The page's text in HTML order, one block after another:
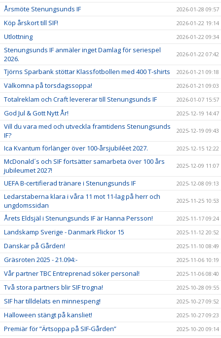
Årsmöte Stenungsunds IF 2026-01-28 09:57
Köp årskort till SIF! 2026-01-22 19:14
Utlottning 2026-01-22 09:34
Stenungsunds IF anmäler inget Damlag för seriespel
2026.
2026-01-22 07:42
Tjörns Sparbank stöttar Klassfotbollen med 400 T-shirts 2026-01-21 09:18
Välkomna på torsdagssoppa! 2026-01-21 09:03
Totalreklam och Craft levererar till Stenungsunds IF 2026-01-07 15:57
God Jul & Gott Nytt År! 2025-12-19 14:47
Vill du vara med och utveckla framtidens Stenungsunds
IF?
2025-12-19 09:43
Ica Kvantum förlänger över 100-årsjubiléet 2027. 2025-12-15 12:22
McDonald´s och SIF fortsätter samarbeta över 100 års
jubileumet 2027!
2025-12-09 11:07
UEFA B-certifierad tränare i Stenungsunds IF 2025-12-08 09:13
Ledarstaberna klara i våra 11 mot 11-lag på herr och
ungdomssidan
2025-11-25 10:53
Årets Eldsjäl i Stenungsunds IF är Hanna Persson! 2025-11-17 09:24
Landskamp Sverige - Danmark Flickor 15 2025-11-12 20:52
Danskar på Gården! 2025-11-10 08:49
Gräsroten 2025 - 21.094:- 2025-11-06 10:19
Vår partner TBC Entreprenad söker personal! 2025-11-06 08:40
Två stora partners blir SIF trogna! 2025-10-28 09:55
SIF har tilldelats en minnespeng! 2025-10-27 09:52
Halloween stängt på kansliet! 2025-10-27 09:23
Premiär för ”Ärtsoppa på SIF-Gården” 2025-10-20 09:14